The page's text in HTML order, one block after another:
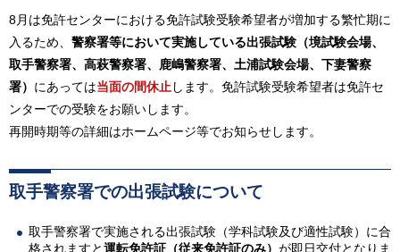
8月は免許センターにおける免許試験受験希望者が増加する繁忙期に
入るため、 警察署等において実施している出張試験（境試験会場、
取手警察署、高萩警察署、鹿嶋警察署、土浦試験会場、下妻警察
署） にあっては当面の間休止します。免許試験受験希望者は免許セ
ンターでの受験をお願いします。
再開時期等の詳細はホームページ等でお知らせします。
取手警察署での出張試験について
取手警察署で実施される出張試験（学科試験及び適性試験）に合
格されますと運転免許証（従来免許証のみ） が即日交付となりま